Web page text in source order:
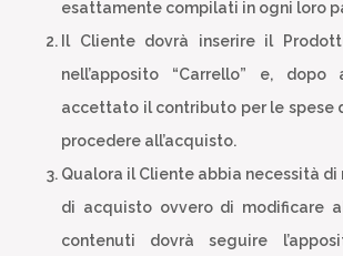
esattamente compilati in ogni loro
Il Cliente dovrà inserire il
nell’apposito “Carrello” e,
accettato il contributo per le spese
procedere all’acquisto.
Qualora il Cliente abbia necessità di
di acquisto ovvero di modificare
contenuti dovrà seguire